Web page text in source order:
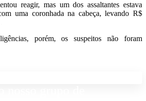
reagir, mas um dos assaltantes estava
uma coronhada na cabeça, levando R$
porém, os suspeitos não foram